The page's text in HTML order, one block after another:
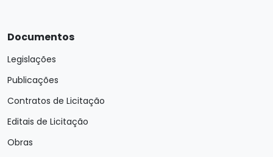
Documentos
Legislações
Publicações
Contratos de Licitação
Editais de Licitação
Obras